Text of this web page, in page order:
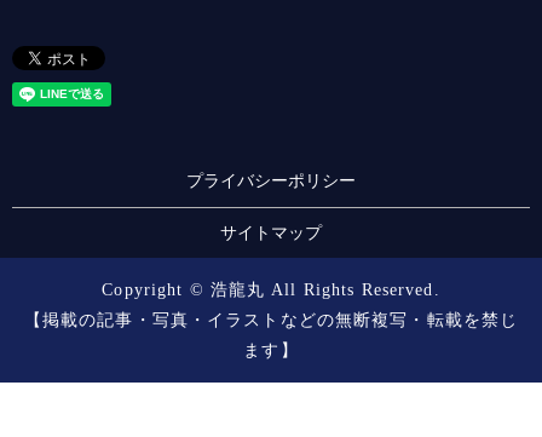
プライバシーポリシー
サイトマップ
Copyright © 浩龍丸 All Rights Reserved.
【掲載の記事・写真・イラストなどの無断複写・転載を禁じ
ます】